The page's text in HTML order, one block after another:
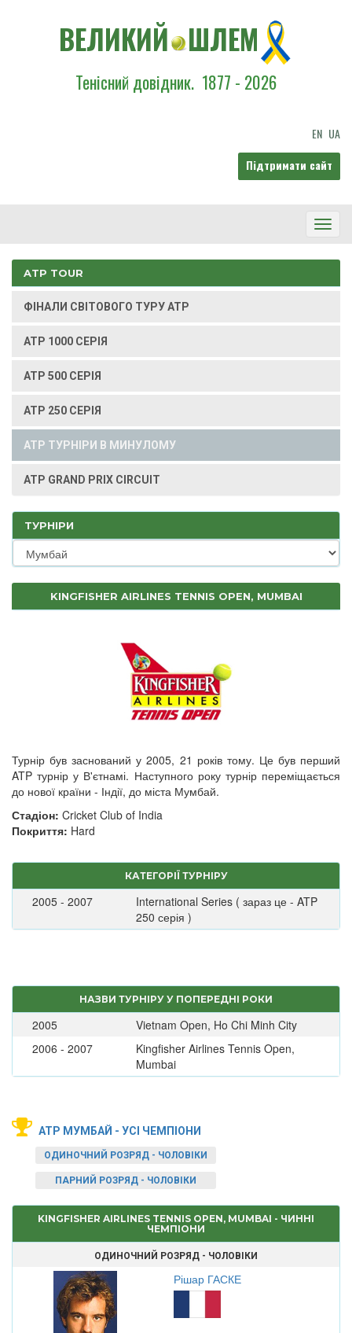
ВЕЛИКИЙ ШЛЕМ
Тенісний довідник. 1877 - 2026
EN UA
Підтримати сайт
ATP TOUR
ФІНАЛИ СВІТОВОГО ТУРУ ATP
ATP 1000 СЕРІЯ
ATP 500 СЕРІЯ
ATP 250 СЕРІЯ
ATP ТУРНІРИ В МИНУЛОМУ
ATP GRAND PRIX CIRCUIT
ТУРНІРИ
KINGFISHER AIRLINES TENNIS OPEN, MUMBAI
Турнір був заснований у 2005, 21 років тому. Це був перший
ATP турнір у В'єтнамі. Наступного року турнір переміщається
до нової країни - Індії, до міста Мумбай.
Стадіон: Cricket Club of India
Покриття: Hard
КАТЕГОРІЇ ТУРНІРУ
2005 - 2007
International Series ( зараз це - ATP
250 серія )
НАЗВИ ТУРНІРУ У ПОПЕРЕДНІ РОКИ
2005
Vietnam Open, Ho Chi Minh City
2006 - 2007
Kingfisher Airlines Tennis Open,
Mumbai
ATP МУМБАЙ - УСІ ЧЕМПІОНИ
ОДИНОЧНИЙ РОЗРЯД - ЧОЛОВІКИ
ПАРНИЙ РОЗРЯД - ЧОЛОВІКИ
KINGFISHER AIRLINES TENNIS OPEN, MUMBAI - ЧИННІ
ЧЕМПІОНИ
ОДИНОЧНИЙ РОЗРЯД - ЧОЛОВІКИ
Рішар ГАСКЕ